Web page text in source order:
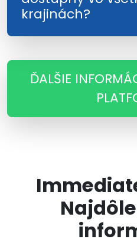
krajinách?
ĎALŠIE